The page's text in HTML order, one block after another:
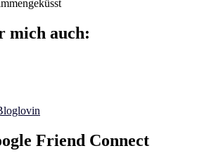
mich auch:
Friend Connect